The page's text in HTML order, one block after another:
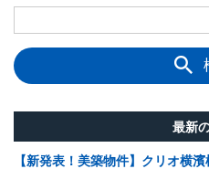
最新
【新発表！美築物件】クリオ横